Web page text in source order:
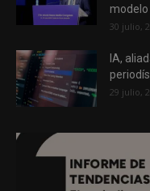
modelo
30 julio,
IA,
29 julio,